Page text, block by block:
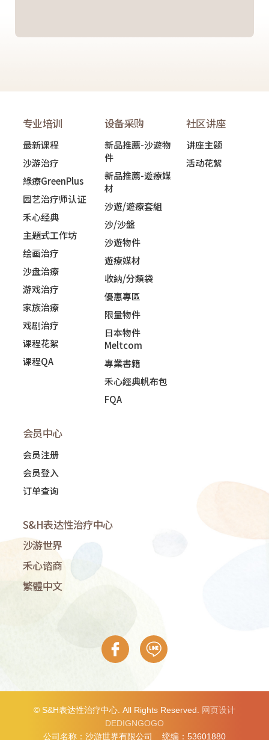
专业培训
最新课程
沙游治疗
綠療GreenPlus
园艺治疗师认证
禾心经典
主題式工作坊
绘画治疗
沙盘治療
游戏治疗
家族治療
戏剧治疗
课程花絮
课程QA
设备采购
新品推薦-沙遊物
件
新品推薦-遊療媒
材
沙遊/遊療套組
沙/沙盤
沙遊物件
遊療媒材
收納/分類袋
優惠專區
限量物件
日本物件
Meltcom
專業書籍
禾心經典帆布包
FQA
社区讲座
讲座主题
活动花絮
会员中心
会员注册
会员登入
订单查询
S&H表达性治疗中心
沙游世界
禾心谘商
繁體中文
© S&H表达性治疗中心. All Rights Reserved. 网页设计
DEDIGNGOGO
公司名称：沙游世界有限公司 统编：53601880